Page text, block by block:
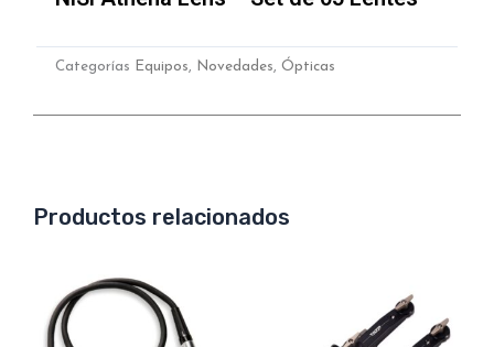
Categorías Equipos, Novedades, Ópticas
Productos relacionados